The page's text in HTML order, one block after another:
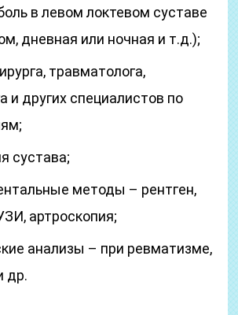
в левом локтевом суставе
дневная или ночная и т.д.);
травматолога,
и других специалистов по
сустава;
методы – рентген,
артроскопия;
анализы – при ревматизме,
др.